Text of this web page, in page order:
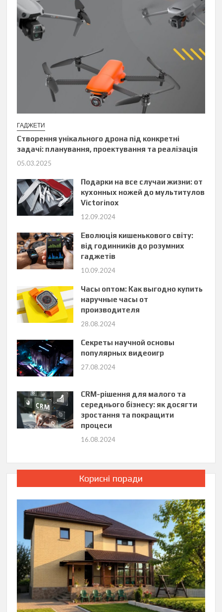
ГАДЖЕТИ
Створення унікального дрона під конкретні
задачі: планування, проектування та реалізація
05.03.2025
Подарки на все случаи жизни: от
кухонных ножей до мультитулов
Victorinox
12.09.2024
Еволюція кишенькового світу:
від годинників до розумних
гаджетів
10.09.2024
Часы оптом: Как выгодно купить
наручные часы от
производителя
28.08.2024
Секреты научной основы
популярных видеоигр
27.08.2024
CRM-рішення для малого та
середнього бізнесу: як досягти
зростання та покращити
процеси
16.08.2024
Корисні поради